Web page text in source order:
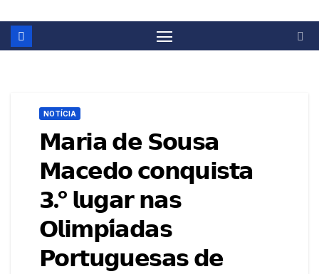
NOTÍCIA
𝗠𝗮𝗿𝗶𝗮 𝗱𝗲 𝗦𝗼𝘂𝘀𝗮
𝗠𝗮𝗰𝗲𝗱𝗼 𝗰𝗼𝗻𝗾𝘂𝗶𝘀𝘁𝗮
𝟯.º 𝗹𝘂𝗴𝗮𝗿 𝗻𝗮𝘀
𝗢𝗹𝗶𝗺𝗽𝗶́𝗮𝗱𝗮𝘀
𝗣𝗼𝗿𝘁𝘂𝗴𝘂𝗲𝘀𝗮𝘀 𝗱𝗲